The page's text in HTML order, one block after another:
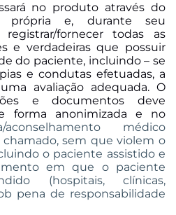
no produto através do
própria e, durante seu
fornecer todas as
e verdadeiras que possuir
do paciente, incluindo – se
e condutas efetuadas, a
avaliação adequada. O
e documentos deve
forma anonimizada e no
médico
sem que violem o
o paciente assistido e
em que o paciente
(hospitais, clínicas,
pena de responsabilidade